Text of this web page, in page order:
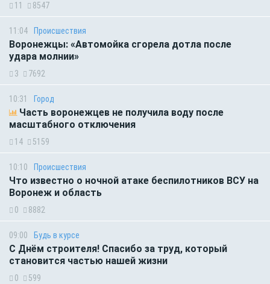
11 8547
11:04 Происшествия
Воронежцы: «Автомойка сгорела дотла после
удара молнии»
3 7692
10:31 Город
Часть воронежцев не получила воду после
масштабного отключения
14 5159
10:10 Происшествия
Что известно о ночной атаке беспилотников ВСУ на
Воронеж и область
0 8882
09:00 Будь в курсе
С Днём строителя! Спасибо за труд, который
становится частью нашей жизни
0 599